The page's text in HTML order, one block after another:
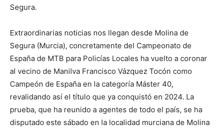
Segura.
Extraordinarias noticias nos llegan desde Molina de
Segura (Murcia), concretamente del Campeonato de
España de MTB para Policías Locales ha vuelto a coronar
al vecino de Manilva Francisco Vázquez Tocón como
Campeón de España en la categoría Máster 40,
revalidando así el título que ya conquistó en 2024. La
prueba, que ha reunido a agentes de todo el país, se ha
disputado este sábado en la localidad murciana de Molina